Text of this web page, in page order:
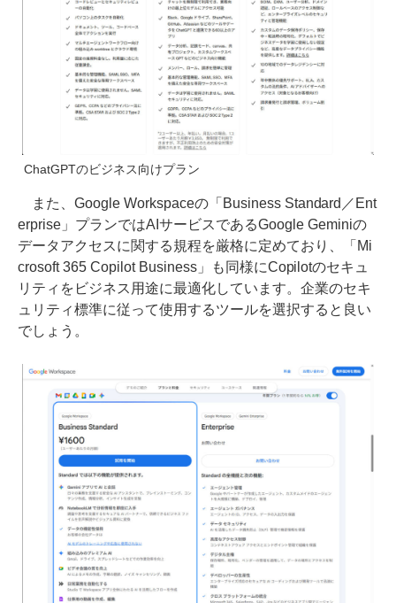
ChatGPTのビジネス向けプラン
また、Google Workspaceの「Business Standard／Ent
erprise」プランではAIサービスであるGoogle Geminiの
データアクセスに関する規程を厳格に定めており、「Mi
crosoft 365 Copilot Business」も同様にCopilotのセキュ
リティをビジネス用途に最適化しています。企業のセキ
ュリティ標準に従って使用するツールを選択すると良い
でしょう。